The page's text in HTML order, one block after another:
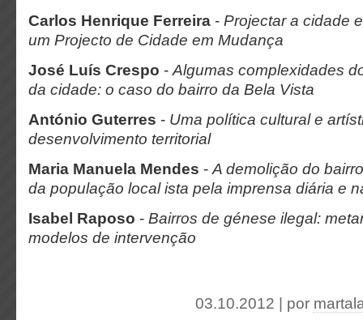
Carlos Henrique Ferreira - Projectar a cidade
um Projecto de Cidade em Mudança
José Luís Crespo - Algumas complexidades
da cidade: o caso do bairro da Bela Vista
António Guterres - Uma política cultural e
desenvolvimento territorial
Maria Manuela Mendes - A demolição do
da população local ista pela imprensa diária e
Isabel Raposo - Bairros de génese ilegal:
modelos de intervenção
03.10.2012 | por